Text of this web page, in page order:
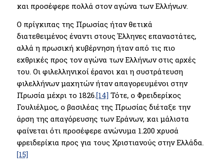
και προσέφερε πολλά στον αγώνα των Ελλήνων.
Ο πρίγκιπας της Πρωσίας ήταν θετικά
διατεθειμένος έναντι στους Έλληνες επαναστάτες,
αλλά η πρωσική κυβέρνηση ήταν από τις πιο
εχθρικές προς τον αγώνα των Ελλήνων στις αρχές
του. Οι φιλελληνικοί έρανοι και η συστράτευση
φιλελλήνων μαχητών ήταν απαγορευμένοι στην
Πρωσία μέχρι το 1826.[14]Τότε, ο Φρειδερίκος
Γουλιέλμος, ο βασιλέας της Πρωσίας διέταξε την
άρση της απαγόρευσης των Εράνων, και μάλιστα
φαίνεται ότι προσέφερε ανώνυμα 1.200 χρυσά
φρειδερίκια προς για τους Χριστιανούς στην Ελλάδα.
[15]